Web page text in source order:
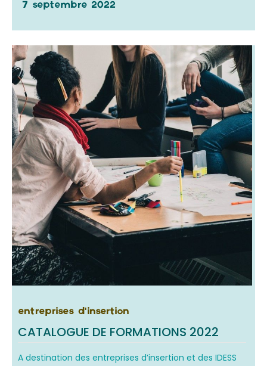
7 septembre 2022
entreprises d'insertion
CATALOGUE DE FORMATIONS 2022
A destination des entreprises d’insertion et des IDESS